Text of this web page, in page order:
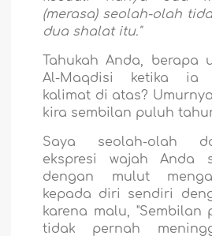
(merasa) seolah-olah
dua shalat itu."
Tahukah Anda, berapa
Al-Maqdisi ketika ia
kalimat di atas?
kira sembilan puluh
Saya seolah-olah
ekspresi wajah Anda
dengan mulut
kepada diri sendiri
karena malu,
tidak pernah